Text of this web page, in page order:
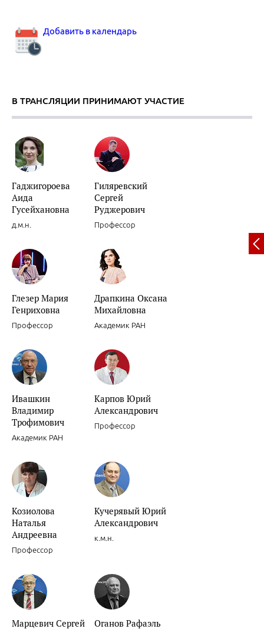
Комбинированная гиполипидемическая терапия.
Вариабельность артериального давления.
Роль препаратов для «миокардиальной цитопротекции» в
Сочетанное применение клопидогрела и ингибиторов Н+/К+
Ишемическая болезнь сердца.
Добавить в календарь
В ТРАНСЛЯЦИИ ПРИНИМАЮТ УЧАСТИЕ
Гаджигороева
Аида
Гусейхановна
д.м.н.
Гиляревский
Сергей
Руджерович
Профессор
Глезер Мария
Генриховна
Профессор
Драпкина Оксана
Михайловна
Академик РАН
Ивашкин
Владимир
Трофимович
Академик РАН
Карпов Юрий
Александрович
Профессор
Козиолова
Наталья
Андреевна
Профессор
Кучерявый Юрий
Александрович
к.м.н.
Марцевич Сергей
Оганов Рафаэль